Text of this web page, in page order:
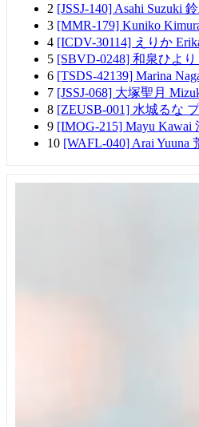
2 [JSSJ-140] Asahi Suzuki
3 [MMR-179] Kuniko
4 [ICDV-30114] えりか
5 [SBVD-0248] 和泉ひよ
6 [TSDS-42139] Marina
7 [JSSJ-068] 大塚聖月
8 [ZEUSB-001] 水城るな
9 [IMOG-215] Mayu Kawai
10 [WAFL-040] Arai Yuuna